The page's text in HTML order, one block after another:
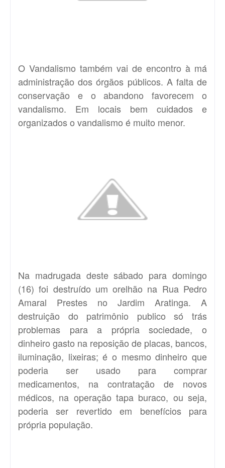
O Vandalismo também vai de encontro à má
administração dos órgãos públicos. A falta de
conservação e o abandono favorecem o
vandalismo. Em locais bem cuidados e
organizados o vandalismo é muito menor.
Na madrugada deste sábado para domingo
(16) foi destruído um orelhão na Rua Pedro
Amaral Prestes no Jardim Aratinga. A
destruição do patrimônio publico só trás
problemas para a própria sociedade, o
dinheiro gasto na reposição de placas, bancos,
iluminação, lixeiras; é o mesmo dinheiro que
poderia ser usado para comprar
medicamentos, na contratação de novos
médicos, na operação tapa buraco, ou seja,
poderia ser revertido em benefícios para
própria população.